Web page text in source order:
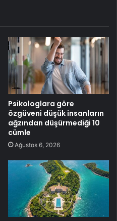
Psikologlara göre
özgüveni düşük insanların
ağzından düşürmediği 10
cümle
Ağustos 6, 2026